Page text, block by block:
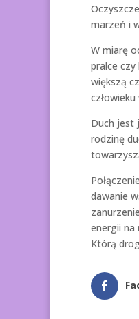
marzeń i
W miarę
pralce
większą
Duch jest
rodzinę
dawanie
energii na
Którą